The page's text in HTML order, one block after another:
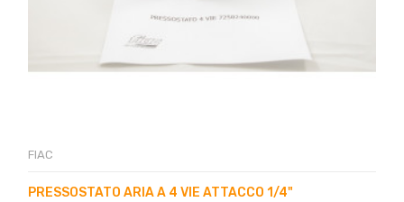
FIAC
PRESSOSTATO ARIA A 4 VIE ATTACCO 1/4"